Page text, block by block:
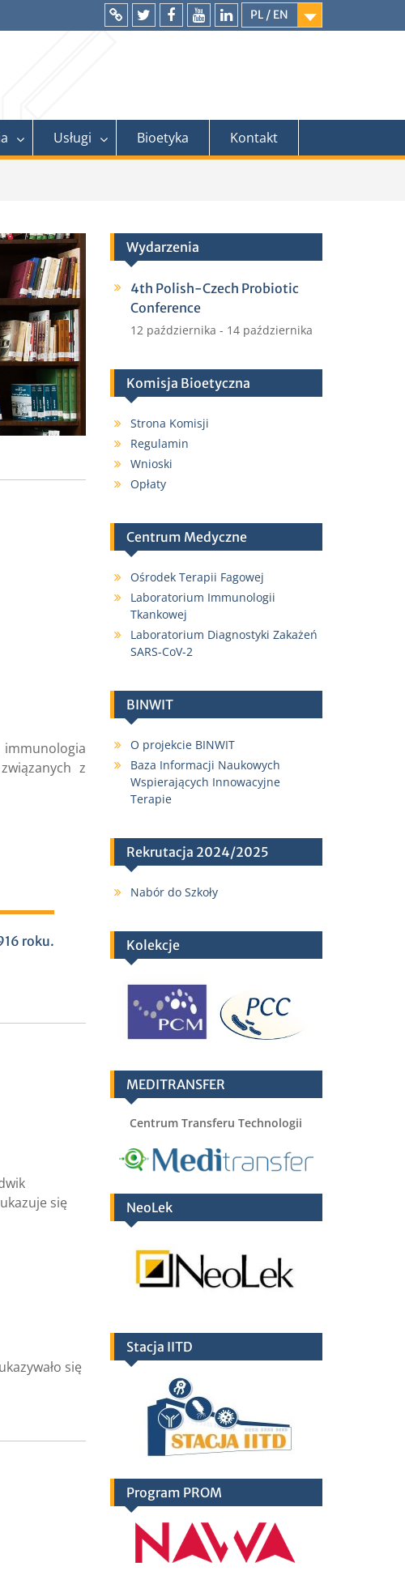
PL / EN
IntranetTwitterFacebookYouTubeLinkedIn
Usługi Bioetyka Kontakt
immunologia
z
roku.
się
się
Wydarzenia
4th Polish-Czech Probiotic
Conference
12 października - 14 października
Komisja Bioetyczna
Strona Komisji
Regulamin
Wnioski
Opłaty
Centrum Medyczne
Ośrodek Terapii Fagowej
Laboratorium Immunologii
Tkankowej
Laboratorium Diagnostyki Zakażeń
SARS-CoV-2
BINWIT
O projekcie BINWIT
Baza Informacji Naukowych
Wspierających Innowacyjne
Terapie
Rekrutacja 2024/2025
Nabór do Szkoły
Kolekcje
MEDITRANSFER
Centrum Transferu Technologii
NeoLek
Stacja IITD
Program PROM